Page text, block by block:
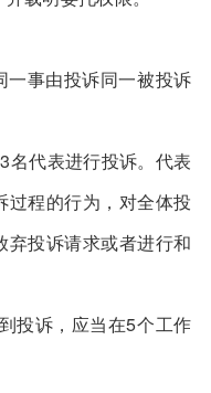
事由投诉同一被投诉
代表进行投诉。代表
过程的行为，对全体投
投诉请求或者进行和
。
投诉，应当在5个工作